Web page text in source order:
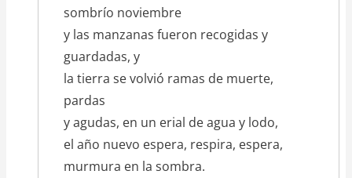
sombrío noviembre
y las manzanas fueron recogidas y
guardadas, y
la tierra se volvió ramas de muerte,
pardas
y agudas, en un erial de agua y lodo,
el año nuevo espera, respira, espera,
murmura en la sombra.